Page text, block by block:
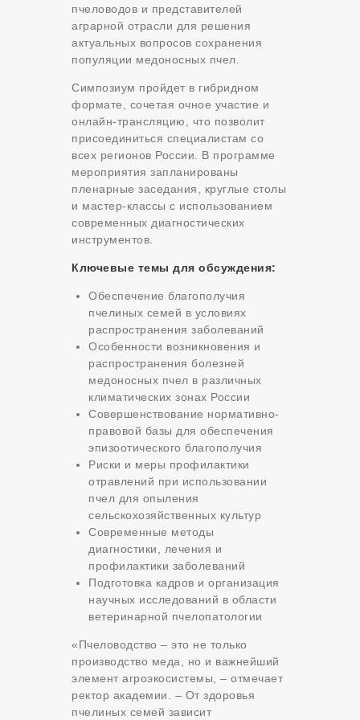
пчеловодов и представителей
аграрной отрасли для решения
актуальных вопросов сохранения
популяции медоносных пчел.
Симпозиум пройдет в гибридном
формате, сочетая очное участие и
онлайн-трансляцию, что позволит
присоединиться специалистам со
всех регионов России. В программе
мероприятия запланированы
пленарные заседания, круглые столы
и мастер-классы с использованием
современных диагностических
инструментов.
Ключевые темы для обсуждения:
Обеспечение благополучия
пчелиных семей в условиях
распространения заболеваний
Особенности возникновения и
распространения болезней
медоносных пчел в различных
климатических зонах России
Совершенствование нормативно-
правовой базы для обеспечения
эпизоотического благополучия
Риски и меры профилактики
отравлений при использовании
пчел для опыления
сельскохозяйственных культур
Современные методы
диагностики, лечения и
профилактики заболеваний
Подготовка кадров и организация
научных исследований в области
ветеринарной пчелопатологии
«Пчеловодство – это не только
производство меда, но и важнейший
элемент агроэкосистемы, – отмечает
ректор академии. – От здоровья
пчелиных семей зависит